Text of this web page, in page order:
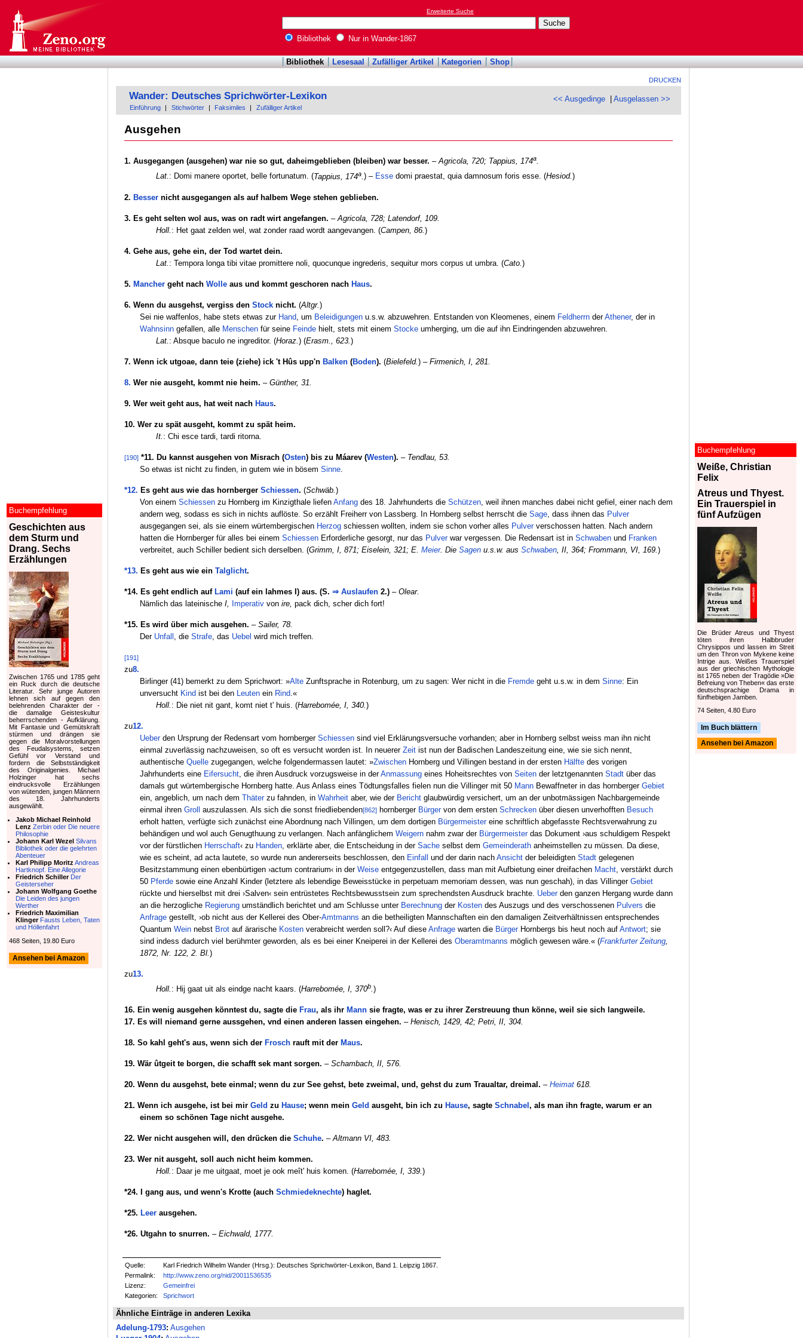
Erweiterte Suche
Bibliothek Nur in Wander-1867
Bibliothek Lesesaal Zufälliger Artikel Kategorien Shop
DRUCKEN
<< Ausgedinge |Ausgelassen >>
Wander: Deutsches Sprichwörter-Lexikon
Einführung Stichwörter Faksimiles Zufälliger Artikel
Ausgehen
1. Ausgegangen (ausgehen) war nie so gut, daheimgeblieben (bleiben) war besser. –Agricola, 720; Tappius, 174a.
Lat. : Domi manere oportet, belle fortunatum. (Tappius, 174a. ) – Essedomi praestat, quia damnosum foris esse. (Hesiod. )
2. Bessernicht ausgegangen als auf halbem Wege stehen geblieben.
3. Es geht selten wol aus, was on radt wirt angefangen. – Agricola, 728; Latendorf, 109.
Holl. : Het gaat zelden wel, wat zonder raad wordt aangevangen. (Campen, 86. )
4. Gehe aus, gehe ein, der Tod wartet dein.
Lat. : Tempora longa tibi vitae promittere noli, quocunque ingrederis, sequitur mors corpus ut umbra. (Cato. )
5. Manchergeht nach Wolleaus und kommt geschoren nach Haus.
6. Wenn du ausgehst, vergiss den Stocknicht. (Altgr. )
Sei nie waffenlos, habe stets etwas zur Hand , um Beleidigungen u.s.w. abzuwehren. Entstanden von Kleomenes, einem Feldherrn derAthener, der in
Wahnsinn gefallen, alle Menschen für seine Feinde hielt, stets mit einemStocke umherging, um die auf ihn Eindringenden abzuwehren.
Lat. : Absque baculo ne ingreditor. (Horaz. ) (Erasm., 623. )
7. Wenn ick utgoae, dann teie (ziehe) ick 't Hûs upp'n Balken(Boden). (Bielefeld. ) – Firmenich, I, 281.
8. Wer nie ausgeht, kommt nie heim. – Günther, 31.
9. Wer weit geht aus, hat weit nach Haus.
10. Wer zu spät ausgeht, kommt zu spät heim.
It. : Chi esce tardi, tardi ritorna.
[190]*11. Du kannst ausgehen von Misrach (Osten) bis zu Máarev (Westen). – Tendlau, 53.
So etwas ist nicht zu finden, in gutem wie in bösemSinne
*12. Es geht aus wie das hornberger Schiessen. (Schwäb. )
Von einemSchiessen zu Hornberg im Kinzigthale liefenAnfang des 18. Jahrhunderts dieSchützen , weil ihnen manches dabei nicht gefiel, einer nach dem
andern weg, sodass es sich in nichts auflöste. So erzählt Freiherr von Lassberg. In Hornberg selbst herrscht dieSage , dass ihnen das Pulver
ausgegangen sei, als sie einem würtembergischen Herzog schiessen wollten, indem sie schon vorher alles Pulververschossen hatten. Nach andern
hatten die Hornberger für alles bei einemSchiessen Erforderliche gesorgt, nur das Pulverwar vergessen. Die Redensart ist inSchwaben und Franken
verbreitet, auch Schiller bedient sich derselben. (Grimm, I, 871; Eiselein, 321; E.Meier. DieSagen u.s.w. ausSchwaben , II, 364; Frommann, VI, 169.)
*13. Es geht aus wie ein Talglicht.
*14. Es geht endlich auf Lami (auf ein lahmes I) aus. (S. ⇒ Auslaufen2.)– Olear.
Nämlich das lateinischeI, Imperativ vonire, pack dich, scher dich fort!
*15. Es wird über mich ausgehen. – Sailer, 78.
Der Unfall , dieStrafe , das Uebel wird mich treffen.
[191]
zu8.
Birlinger (41) bemerkt zu dem Sprichwort: »Alte Zunftsprache in Rotenburg, um zu sagen: Wer nicht in die Fremde geht u.s.w. in demSinne: Ein
unversucht Kind ist bei den Leuten ein Rind .«
Holl. : Die niet nit gant, komt niet t' huis. (Harrebomée, I, 340. )
zu12.
Ueberden Ursprung der Redensart vom hornbergerSchiessen sind viel Erklärungsversuche vorhanden; aber in Hornberg selbst weiss man ihn nicht
einmal zuverlässig nachzuweisen, so oft es versucht worden ist. In neuererZeit ist nun der Badischen Landeszeitung eine, wie sie sich nennt,
authentischeQuelle zugegangen, welche folgendermassen lautet: »Zwischen Hornberg und Villingen bestand in der ersten Hälfte des vorigen
Jahrhunderts eine Eifersucht , die ihren Ausdruck vorzugsweise in derAnmassung eines Hoheitsrechtes vonSeiten der letztgenanntenStadt über das
damals gut würtembergische Hornberg hatte. Aus Anlass eines Tödtungsfalles fielen nun die Villinger mit 50 Mann Bewaffneter in das hornbergerGebiet
ein, angeblich, um nach demThäterzu fahnden, inWahrheit aber, wie der Bericht glaubwürdig versichert, um an der unbotmässigen Nachbargemeinde
einmal ihrenGroll auszulassen. Als sich die sonst friedliebenden[862] hornberger Bürgervon dem erstenSchrecken über diesen unverhofften Besuch
erholt hatten, verfügte sich zunächst eine Abordnung nach Villingen, um dem dortigen Bürgermeistereine schriftlich abgefasste Rechtsverwahrung zu
behändigen und wol auch Genugthuung zu verlangen. Nach anfänglichemWeigern nahm zwar der Bürgermeisterdas Dokument ›aus schuldigem Respekt
vor der fürstlichen Herrschaft‹ zu Handen , erklärte aber, die Entscheidung in derSache selbst demGemeinderath anheimstellen zu müssen. Da diese,
wie es scheint, ad acta lautete, so wurde nun andererseits beschlossen, den Einfall und der darin nachAnsicht der beleidigtenStadt gelegenen
Besitzstammung einen ebenbürtigen ›actum contrarium‹ in derWeise entgegenzustellen, dass man mit Aufbietung einer dreifachen Macht , verstärkt durch
50 Pferde sowie eine Anzahl Kinder (letztere als lebendige Beweisstücke in perpetuam memoriam dessen, was nun geschah), in das VillingerGebiet
rückte und hierselbst mit drei ›Salven‹ sein entrüstetes Rechtsbewusstsein zum sprechendsten Ausdruck brachte. Ueberden ganzen Hergang wurde dann
an die herzogliche Regierung umständlich berichtet und am Schlusse unter Berechnung der Kosten des Auszugs und des verschossenen Pulvers die
Anfrage gestellt, ›ob nicht aus der Kellerei des Ober-Amtmanns an die betheiligten Mannschaften ein den damaligen Zeitverhältnissen entsprechendes
QuantumWein nebst Brot auf ärarische Kosten verabreicht werden soll?‹ Auf dieseAnfrage warten die BürgerHornbergs bis heut noch aufAntwort; sie
sind indess dadurch viel berühmter geworden, als es bei einer Kneiperei in der Kellerei desOberamtmanns möglich gewesen wäre.« (Frankfurter Zeitung
1872, Nr. 122, 2. Bl.)
zu13.
Holl. : Hij gaat uit als eindge nacht kaars. (Harrebomée, I, 370b.)
16. Ein wenig ausgehen könntest du, sagte die Frau, als ihr Mannsie fragte, was er zu ihrer Zerstreuung thun könne, weil sie sich langweile.
17. Es will niemand gerne aussgehen, vnd einen anderen lassen eingehen. – Henisch, 1429, 42; Petri, II, 304.
18. So kahl geht's aus, wenn sich der Froschrauft mit der Maus.
19. Wär ûtgeit te borgen, die schafft sek mant sorgen. – Schambach, II, 576.
20. Wenn du ausgehst, bete einmal; wenn du zur See gehst, bete zweimal, und, gehst du zum Traualtar, dreimal. – Heimat618.
21. Wenn ich ausgehe, ist bei mir Geld zu Hause; wenn mein Geld ausgeht, bin ich zu Hause, sagte Schnabel , als man ihn fragte, warum er an
einem so schönen Tage nicht ausgehe.
22. Wer nicht ausgehen will, den drücken die Schuhe. –Altmann VI, 483.
23. Wer nit ausgeht, soll auch nicht heim kommen.
Holl. : Daar je me uitgaat, moet je ook meît' huis komen. (Harrebomée, I, 339.)
*24. I gang aus, und wenn's Krotte (auch Schmiedeknechte) haglet.
*25. Leerausgehen.
*26. Utgahn to snurren. – Eichwald, 1777.
Quelle:
Karl Friedrich Wilhelm Wander (Hrsg.): Deutsches Sprichwörter-Lexikon, Band 1. Leipzig 1867.
Permalink:
http://www.zeno.org/nid/20011536535
Lizenz:
Gemeinfrei
Kategorien:
Sprichwort
Ähnliche Einträge in anderen Lexika
Adelung-1793: Ausgehen
Buchempfehlung
Weiße, Christian
Felix
Atreus und Thyest.
Ein Trauerspiel in
fünf Aufzügen
Die Brüder Atreus und Thyest
töten ihren Halbbruder
Chrysippos und lassen im Streit
um den Thron von Mykene keine
Intrige aus. Weißes Trauerspiel
aus der griechischen Mythologie
ist 1765 neben der Tragödie »Die
Befreiung von Theben« das erste
deutschsprachige Drama in
fünfhebigen Jamben.
74 Seiten, 4.80 Euro
Im Buch blättern
Ansehen bei Amazon
Buchempfehlung
Geschichten aus
dem Sturm und
Drang. Sechs
Erzählungen
Zwischen 1765 und 1785 geht
ein Ruck durch die deutsche
Literatur. Sehr junge Autoren
lehnen sich auf gegen den
belehrenden Charakter der -
die damalige Geisteskultur
beherrschenden - Aufklärung.
Mit Fantasie und Gemütskraft
stürmen und drängen sie
gegen die Moralvorstellungen
des Feudalsystems, setzen
Gefühl vor Verstand und
fordern die Selbstständigkeit
des Originalgenies. Michael
Holzinger hat sechs
eindrucksvolle Erzählungen
von wütenden, jungen Männern
des 18. Jahrhunderts
ausgewählt.
Jakob Michael Reinhold
Lenz Zerbin oder Die neuere
Philosophie
Johann Karl Wezel Silvans
Bibliothek oder die gelehrten
Abenteuer
Karl Philipp Moritz Andreas
Hartknopf. Eine Allegorie
Friedrich Schiller Der
Geisterseher
Johann Wolfgang Goethe
Die Leiden des jungen
Werther
Friedrich Maximilian
Klinger Fausts Leben, Taten
und Höllenfahrt
468 Seiten, 19.80 Euro
Ansehen bei Amazon